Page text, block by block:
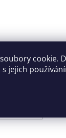
cookie.
jejich